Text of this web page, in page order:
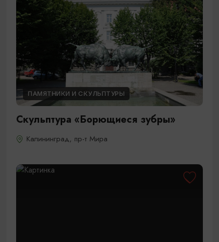
ПАМЯТНИКИ И СКУЛЬПТУРЫ
Скульптура «Борющиеся зубры»
Калининград, пр-т Мира